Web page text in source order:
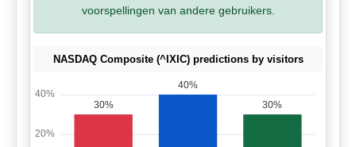
voorspellingen van andere gebruikers.
NASDAQ Composite (^IXIC) predictions by visitors